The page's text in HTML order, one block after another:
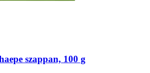
szappan, 100 g